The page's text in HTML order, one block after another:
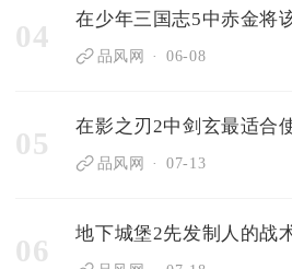
04
品风网 06-08
05
品风网 07-13
06